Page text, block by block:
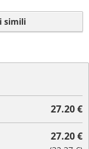
simili
27.20 €
27.20 €